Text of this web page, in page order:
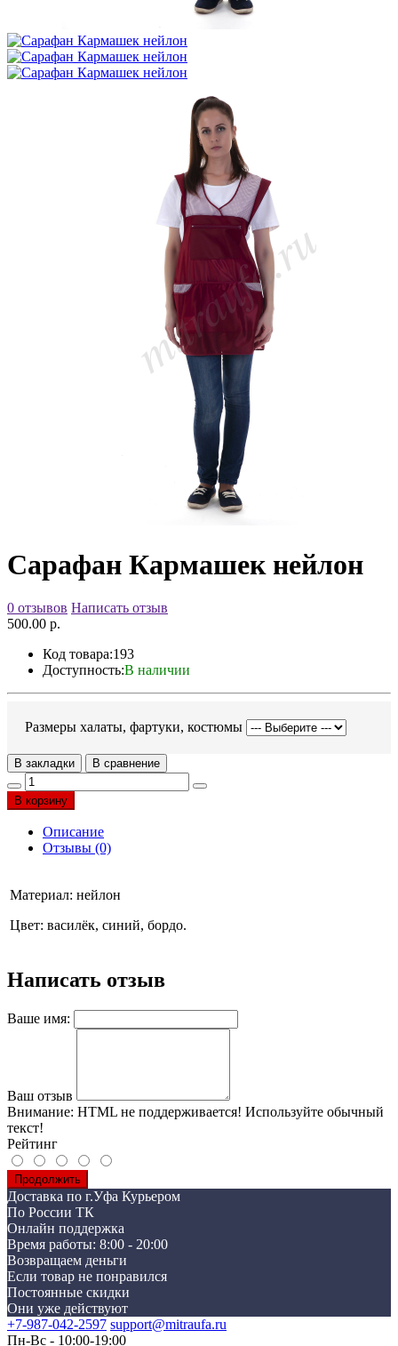
Сарафан Кармашек нейлон
0 отзывов Написать отзыв
500.00 р.
Код товара:193
Доступность:В наличии
Размеры халаты, фартуки, костюмы
В закладки В сравнение
В корзину
Описание
Отзывы (0)
Материал: нейлон
Цвет: василёк, синий, бордо.
Написать отзыв
Ваше имя:
Ваш отзыв
Внимание: HTML не поддерживается! Используйте обычный
текст!
Рейтинг
Продолжить
Доставка по г.Уфа Курьером
По России ТК
Онлайн поддержка
Время работы: 8:00 - 20:00
Возвращаем деньги
Если товар не понравился
Постоянные скидки
Они уже действуют
+7-987-042-2597 support@mitraufa.ru
Пн-Вс - 10:00-19:00